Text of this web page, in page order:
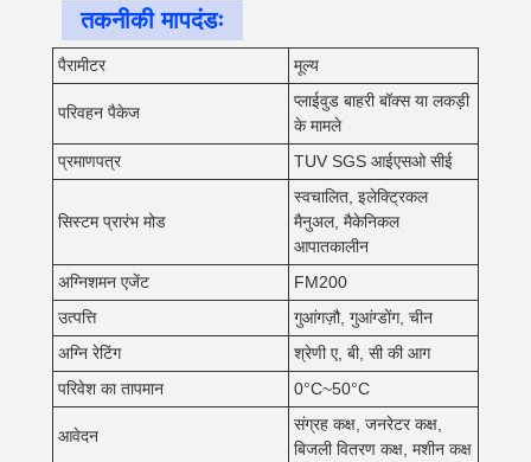
तकनीकी मापदंडः
पैरामीटर मूल्य
परिवहन पैकेज
प्लाईवुड बाहरी बॉक्स या लकड़ी
के मामले
प्रमाणपत्र
TUV SGS आईएसओ सीई
सिस्टम प्रारंभ मोड
स्वचालित, इलेक्ट्रिकल
मैनुअल, मैकेनिकल
आपातकालीन
अग्निशमन एजेंट
FM200
उत्पत्ति
गुआंगज़ौ, गुआंग्डोंग, चीन
अग्नि रेटिंग
श्रेणी ए, बी, सी की आग
परिवेश का तापमान
0°C~50°C
आवेदन
संग्रह कक्ष, जनरेटर कक्ष,
बिजली वितरण कक्ष, मशीन कक्ष